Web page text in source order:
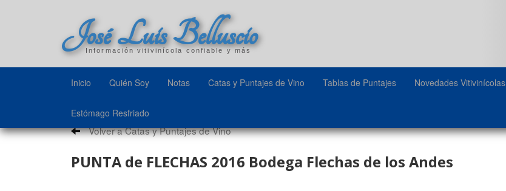
José Luis Belluscio
Información vitivinícola confiable y más
Inicio Quién Soy Notas Catas y Puntajes de Vino Tablas de Puntajes Novedades Vitivinícolas
Estómago Resfriado
Volver a Catas y Puntajes de Vino
PUNTA de FLECHAS 2016 Bodega Flechas de los Andes